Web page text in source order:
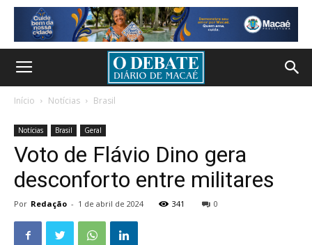
Início Notícias Brasil
Notícias Brasil Geral
Voto de Flávio Dino gera
desconforto entre militares
Por Redação - 1 de abril de 2024 341 0